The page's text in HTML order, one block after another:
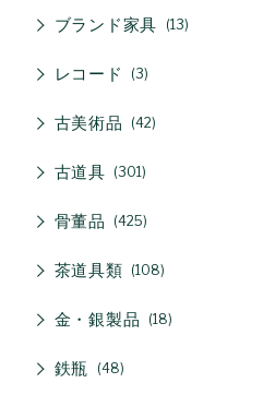
ブランド家具 13
レコード 3
古美術品 42
古道具 301
骨董品 425
茶道具類 108
金・銀製品 18
鉄瓶 48